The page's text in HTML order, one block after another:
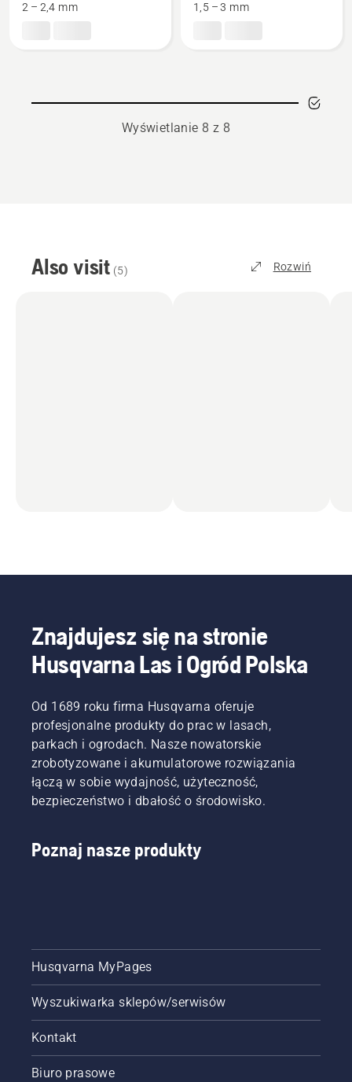
2 – 2,4 mm
Żyłka
1,5 – 3 mm
Wyświetlanie 8 z 8
Also visit (5) Rozwiń
Znajdujesz się na stronie
Husqvarna Las i Ogród Polska
Od 1689 roku firma Husqvarna oferuje
profesjonalne produkty do prac w lasach,
parkach i ogrodach. Nasze nowatorskie
zrobotyzowane i akumulatorowe rozwiązania
łączą w sobie wydajność, użyteczność,
bezpieczeństwo i dbałość o środowisko.
Poznaj nasze produkty
Husqvarna MyPages
Wyszukiwarka sklepów/serwisów
Kontakt
Biuro prasowe